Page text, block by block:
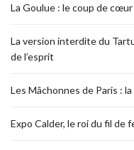
La Goulue : le coup de
La version interdite du
de l’esprit
Les Mâchonnes de Paris :
Expo Calder, le roi du fil de